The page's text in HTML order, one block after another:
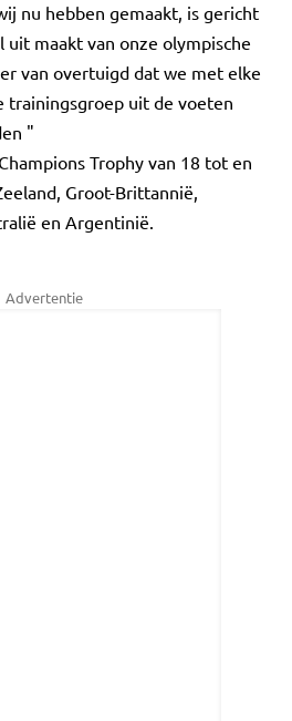
nu hebben gemaakt, is gericht
maakt van onze olympische
van overtuigd dat we met elke
trainingsgroep uit de voeten
"
Trophy van 18 tot en
Groot-Brittannië,
en Argentinië.
Advertentie